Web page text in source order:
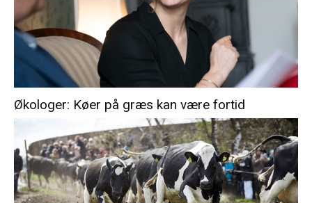
Økologer: Køer på græs kan være fortid